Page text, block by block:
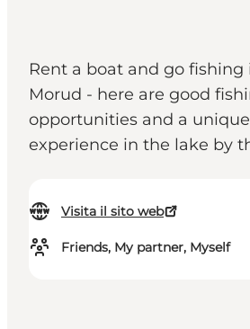
Rent a boat and go fishing
Morud - here are good
opportunities and a
experience in the lake by
Visita il sito web
Friends, My partner, Myself